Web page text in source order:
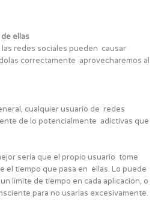
ellas
redes sociales pueden causar
correctamente aprovecharemos al
cualquier usuario de redes
de lo potencialmente adictivas que
sería que el propio usuario tome
el tiempo que pasa en ellas. Lo puede
límite de tiempo en cada aplicación, o
para no usarlas excesivamente.